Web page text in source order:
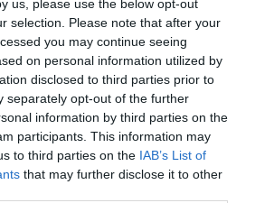
us, please use the below opt-out
selection. Please note that after your
you may continue seeing
on personal information utilized by
disclosed to third parties prior to
separately opt-out of the further
information by third parties on the
participants. This information may
to third parties on the IAB’s List of
that may further disclose it to other
la verdadera, de
es un trabajo
SANCHISTA
sanchista. La